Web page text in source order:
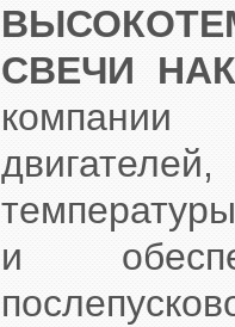
СВЕЧИ
компании
и